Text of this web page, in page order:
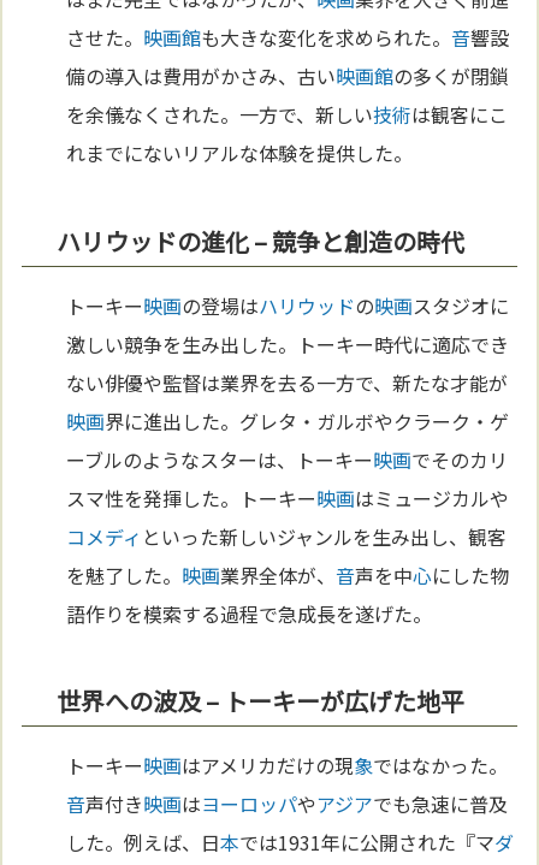
させた。 映画館も大きな変化を求められた。音響設
備の導入は費用がかさみ、古い映画館の多くが閉鎖
を余儀なくされた。一方で、新しい技術は観客にこ
れまでにないリアルな体験を提供した。
ハリウッドの進化 – 競争と創造の時代
トーキー映画の登場はハリウッドの映画スタジオに
激しい競争を生み出した。トーキー時代に適応でき
ない俳優や監督は業界を去る一方で、新たな才能が
映画界に進出した。グレタ・ガルボやクラーク・ゲ
ーブルのようなスターは、トーキー映画でそのカリ
スマ性を発揮した。トーキー映画はミュージカルや
コメディ といった新しいジャンルを生み出し、観客
を魅了した。 映画業界全体が、音声を中心にした物
語作りを模索する過程で急成長を遂げた。
世界への波及 – トーキーが広げた地平
トーキー映画はアメリカだけの現象ではなかった。
音声付き映画はヨーロッパやアジアでも急速に普及
した。例えば、日本では1931年に公開された『マダ